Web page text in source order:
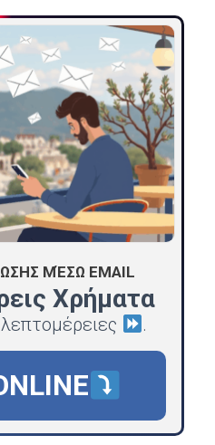
ΜΈΣΩ EMAIL
Χρήματα
.